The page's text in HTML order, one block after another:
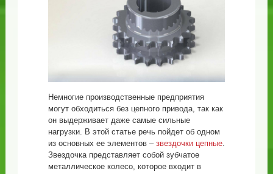
Немногие производственные предприятия
могут обходиться без цепного привода, так как
он выдерживает даже самые сильные
нагрузки. В этой статье речь пойдет об одном
из основных ее элементов – звездочки цепные.
Звездочка представляет собой зубчатое
металлическое колесо, которое входит в